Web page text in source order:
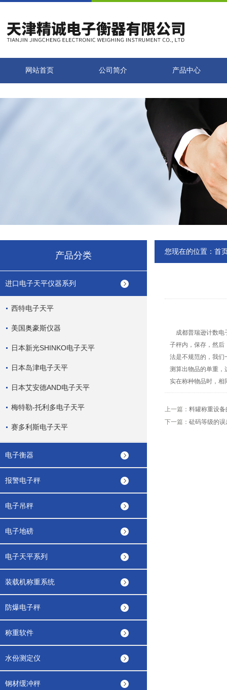
网站首页 公司简介 产品中心
产品分类
进口电子天平仪器系列
西特电子天平
美国奥豪斯仪器
日本新光SHINKO电子天平
日本岛津电子天平
日本艾安德AND电子天平
梅特勒-托利多电子天平
赛多利斯电子天平
电子衡器
报警电子秤
电子吊秤
电子地磅
电子天平系列
装载机称重系统
防爆电子秤
称重软件
水份测定仪
钢材缓冲秤
您现在的位置： 首
成都普瑞逊计数电
子秤内，保存，然后
法是不规范的，我们
测算出物品的单重，
实在称种物品时，相
上一篇： 料罐称重设备
下一篇： 砝码等级的误